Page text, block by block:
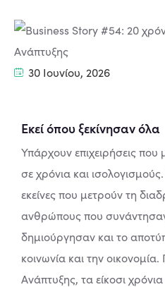
30 Ιουνίου, 2026
Εκεί όπου ξεκίνησαν όλα
Υπάρχουν επιχειρήσεις που
σε χρόνια και
εκείνες που μετρούν τη
ανθρώπους που
δημιούργησαν και το
κοινωνία και την
Ανάπτυξης, τα είκοσι